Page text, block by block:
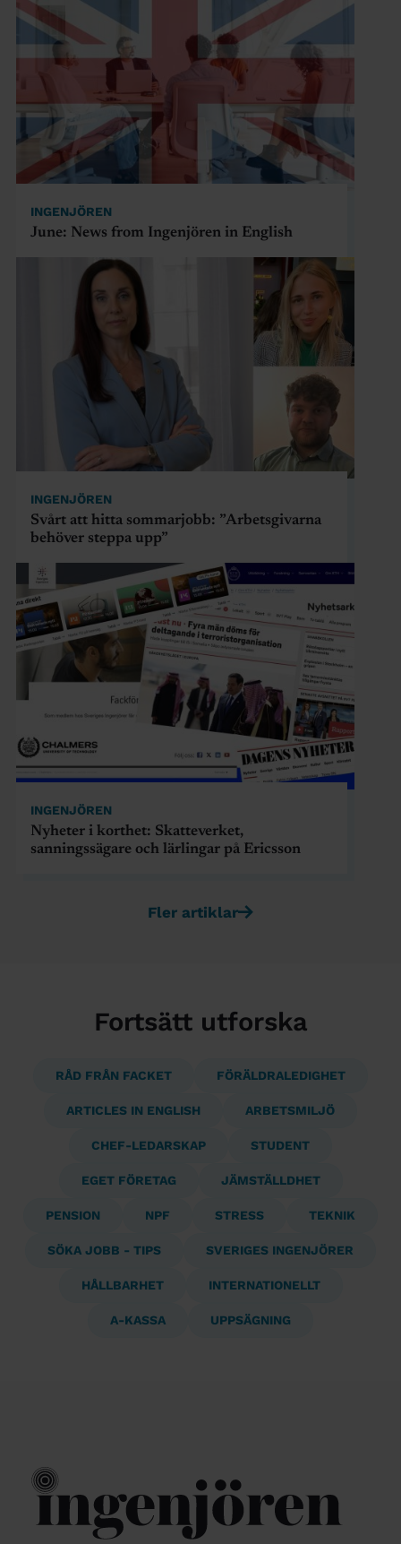
INGENJÖREN
June: News from Ingenjören in English
INGENJÖREN
Svårt att hitta sommarjobb: ”Arbetsgivarna
behöver steppa upp”
INGENJÖREN
Nyheter i korthet: Skatteverket,
sanningssägare och lärlingar på Ericsson
Fler artiklar
Fortsätt utforska
RÅD FRÅN FACKET FÖRÄLDRALEDIGHET
ARTICLES IN ENGLISH ARBETSMILJÖ
CHEF-LEDARSKAP STUDENT
EGET FÖRETAG JÄMSTÄLLDHET
PENSION NPF STRESS TEKNIK
SÖKA JOBB - TIPS SVERIGES INGENJÖRER
HÅLLBARHET INTERNATIONELLT
A-KASSA UPPSÄGNING